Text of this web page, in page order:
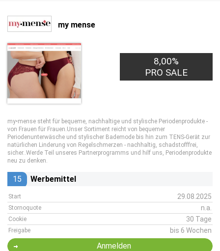
my mense
8,00%
PRO SALE
my•mense steht für bequeme, nachhaltige und stylische Periodenprodukte -
von Frauen für Frauen.Unser Sortiment reicht von bequemer
Periodenunterwäsche und stylischer Bademode bis hin zum TENS-Gerät zur
natürlichen Linderung von Regelschmerzen - nachhaltig, schadstofffrei,
sicher..Werde Teil unseres Partnerprogramms und hilf uns, Periodenprodukte
neu zu denken.
15 Werbemittel
Start 29.08.2025
Stornoquote n.a.
Cookie 30 Tage
Freigabe bis 6 Wochen
Anmelden